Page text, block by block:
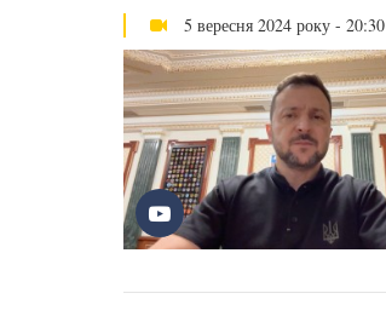
5 вересня 2024 року - 20:30